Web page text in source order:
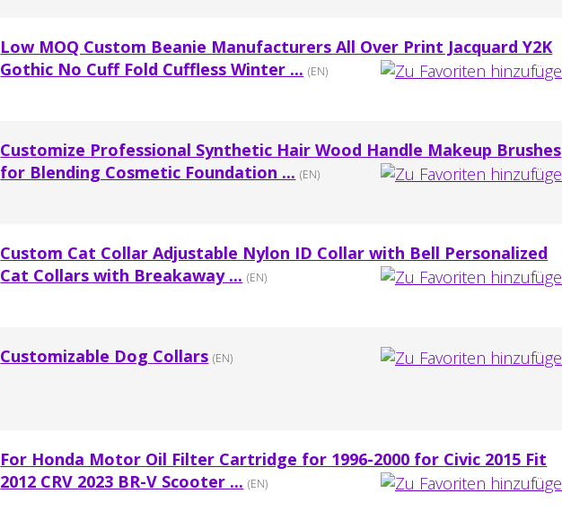
Low MOQ Custom Beanie Manufacturers All Over Print Jacquard Y2K
Gothic No Cuff Fold Cuffless Winter ... (EN)
Customize Professional Synthetic Hair Wood Handle Makeup Brushes
for Blending Cosmetic Foundation ... (EN)
Custom Cat Collar Adjustable Nylon ID Collar with Bell Personalized
Cat Collars with Breakaway ... (EN)
Customizable Dog Collars (EN)
For Honda Motor Oil Filter Cartridge for 1996-2000 for Civic 2015 Fit
2012 CRV 2023 BR-V Scooter ... (EN)